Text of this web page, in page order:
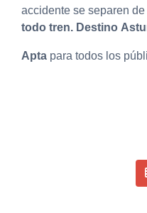
accidente se separen
todo tren. Destino
Apta para todos los